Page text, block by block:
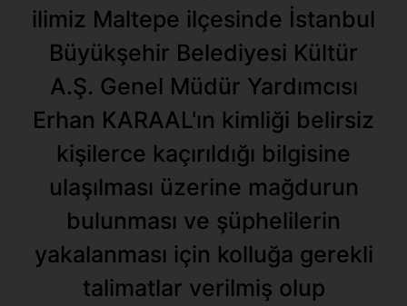
ilimiz Maltepe ilçesinde İstanbul
Büyükşehir Belediyesi Kültür
A.Ş. Genel Müdür Yardımcısı
Erhan KARAAL'ın kimliği belirsiz
kişilerce kaçırıldığı bilgisine
ulaşılması üzerine mağdurun
bulunması ve şüphelilerin
yakalanması için kolluğa gerekli
talimatlar verilmiş olup